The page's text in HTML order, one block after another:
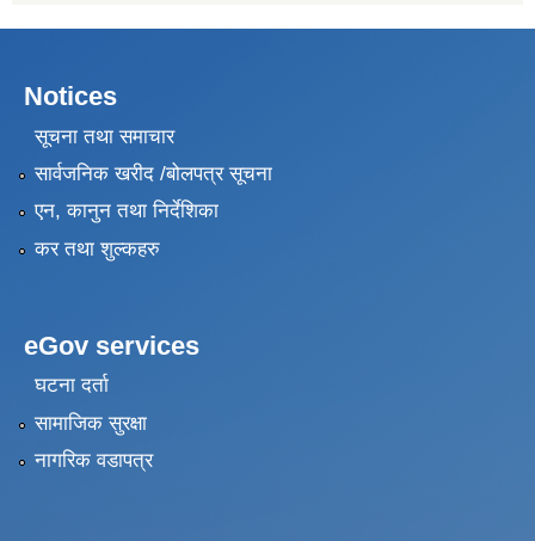
Notices
सूचना तथा समाचार
सार्वजनिक खरीद /बोलपत्र सूचना
एन, कानुन तथा निर्देशिका
कर तथा शुल्कहरु
eGov services
घटना दर्ता
सामाजिक सुरक्षा
नागरिक वडापत्र